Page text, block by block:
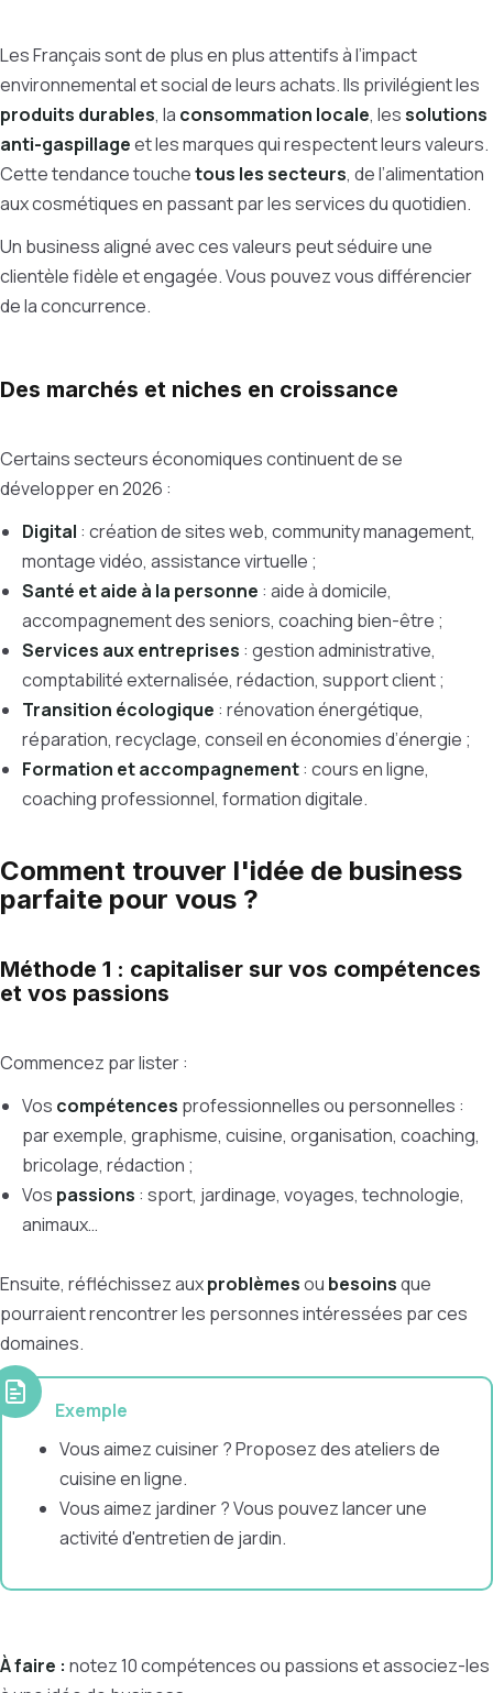
Les Français sont de plus en plus attentifs à l’impact
environnemental et social de leurs achats. Ils privilégient les
produits durables, la consommation locale, lessolutions
anti-gaspillageet les marques qui respectent leurs valeurs.
Cette tendance touchetous les secteurs, de l’alimentation
aux cosmétiques en passant par les services du quotidien.
Un business aligné avec ces valeurs peut séduire une
clientèle fidèle et engagée. Vous pouvez vous différencier
de la concurrence.
Des marchés et niches en croissance
Certains secteurs économiques continuent de se
développer en 2026 :
Digital : création de sites web, community management,
montage vidéo, assistance virtuelle ;
Santé et aide à la personne : aide à domicile,
accompagnement des seniors, coaching bien-être ;
Services aux entreprises : gestion administrative,
comptabilité externalisée, rédaction, support client ;
Transition écologique : rénovation énergétique,
réparation, recyclage, conseil en économies d’énergie ;
Formation et accompagnement: cours en ligne,
coaching professionnel, formation digitale.
Comment trouver l'idée de business
parfaite pour vous ?
Méthode 1 : capitaliser sur vos compétences
et vos passions
Commencez par lister :
Vos compétences professionnelles ou personnelles :
par exemple, graphisme, cuisine, organisation, coaching,
bricolage, rédaction ;
Vos passions : sport, jardinage, voyages, technologie,
animaux…
Ensuite, réfléchissez auxproblèmesou besoinsque
pourraient rencontrer les personnes intéressées par ces
domaines.
Exemple
Vous aimez cuisiner ? Proposez des ateliers de
cuisine en ligne.
Vous aimez jardiner ? Vous pouvez lancer une
activité d'entretien de jardin.
À faire : notez 10 compétences ou passions et associez-les